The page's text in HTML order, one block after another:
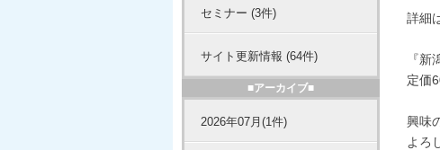
詳細
『
定価
興味
よろ
セミナー (3件)
サイト更新情報 (64件)
■アーカイブ■
2026年07月(1件)